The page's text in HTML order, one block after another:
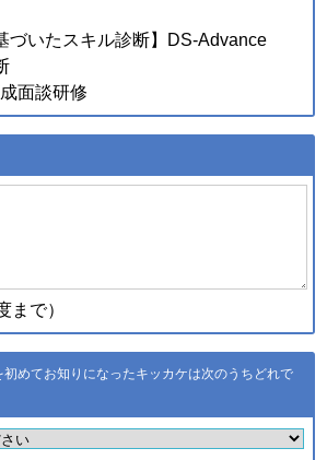
トなどをお届けするため
・当フォーラム取扱商品の発
案内のため
用者が診断結果データを利用
として適時スキル診断システ
へのご
個人情
断結果は、統計的に処理した
適時スキル診断システムに反
映されます
づいたスキル診断】DS-Advance
面談研修
まで）
初めてお知りになったキッカケは次のうちどれで